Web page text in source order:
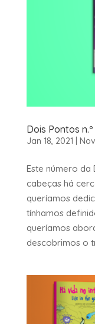
Dois Pontos
Jan 18, 2021
Este número da
cabeças há
queríamos
tínhamos
queríamos
descobrimos o